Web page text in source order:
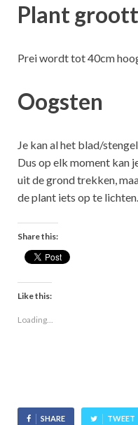
Plant
Prei wordt tot 40cm
Oogsten
Je kan al het blad/
Dus op elk moment kan
uit de grond trekken,
de plant iets op te lichten.
Share this:
Like this:
Loading...
SHARE TWEET